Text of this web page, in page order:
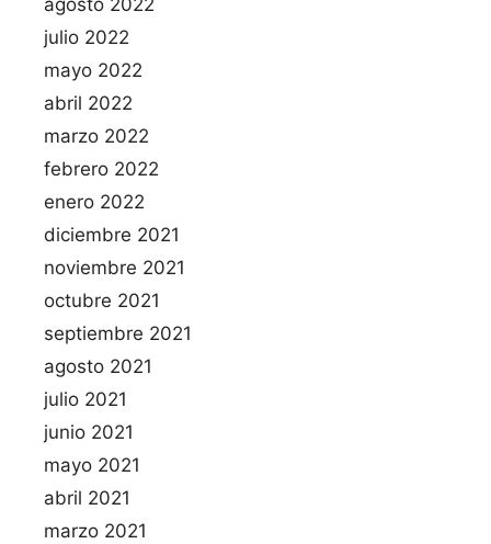
agosto 2022
julio 2022
mayo 2022
abril 2022
marzo 2022
febrero 2022
enero 2022
diciembre 2021
noviembre 2021
octubre 2021
septiembre 2021
agosto 2021
julio 2021
junio 2021
mayo 2021
abril 2021
marzo 2021